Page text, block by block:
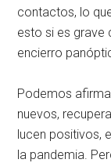
contactos, lo
esto si es grave
encierro
Podemos
nuevos,
lucen positivos,
la pandemia.